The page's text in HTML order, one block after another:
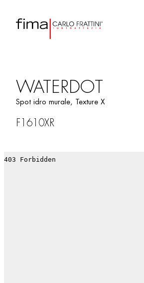
WATERDOT
Spot idro murale, Texture X
F1610XR